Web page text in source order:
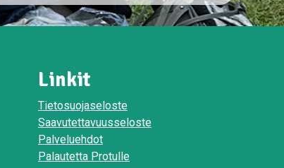
Linkit
Tietosuojaseloste
Saavutettavuusseloste
Palveluehdot
Palautetta Protulle